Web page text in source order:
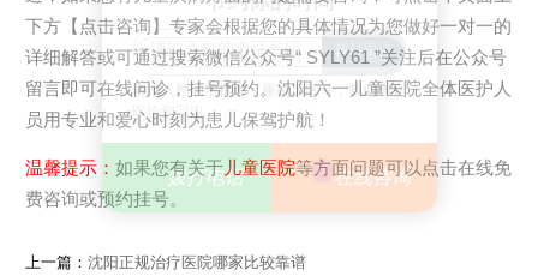
下方【点击咨询】专家会根据您的具体情况为您做好一对一的
详细解答或可通过搜索微信公众号“ SYLY61 ”关注后在公众号
留言即可在线问诊，挂号预约。沈阳六一儿童医院全体医护人
员用专业和爱心时刻为患儿保驾护航！
请输入您的手机号，座机加区号，我们将立
即给您回电。
拨打电话 26 在线咨询
温馨提示： 如果您有关于 儿童医院等方面问题可以点击在线免
费咨询或预约挂号。
上一篇： 沈阳正规治疗医院哪家比较靠谱
请输入您的手机号，座机加区号，我们将立
即给您回电。
拨打电话 在线咨询